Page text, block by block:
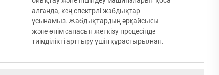
алғанда, кең спектрлі жабдықтар
ұсынамыз. Жабдықтардың әрқайсысы
және өнім сапасын жеткізу процесінде
тиімділікті арттыру үшін құрастырылған.